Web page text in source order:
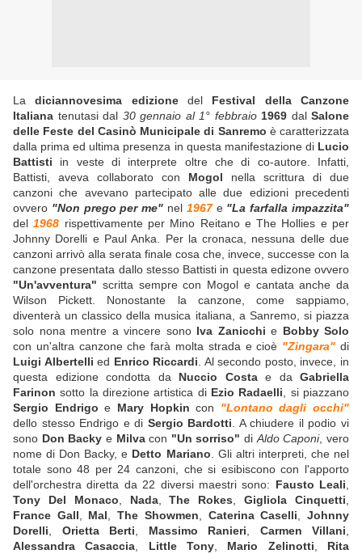
Ladiciannovesima edizionedel Festival della Canzone
Italiana tenutasi dal 30 gennaio al 1° febbraio 1969 dal Salone
delle Feste del Casinò Municipale di Sanremo è caratterizzata
dalla prima ed ultima presenza in questa manifestazione di Lucio
Battisti in veste di interprete oltre che di co-autore. Infatti,
Battisti, aveva collaborato con Mogol nella scrittura di due
canzoni che avevano partecipato alle due edizioni precedenti
ovvero "Non prego per me" nel 1967e "La farfalla impazzita"
del1968 rispettivamente per Mino Reitano e The Hollies e per
Johnny Dorelli e Paul Anka. Per la cronaca, nessuna delle due
canzoni arrivò alla serata finale cosa che, invece, successe con la
canzone presentata dallo stesso Battisti in questa edizone ovvero
"Un'avventura" scritta sempre con Mogol e cantata anche da
Wilson Pickett. Nonostante la canzone, come sappiamo,
diventerà un classico della musica italiana, a Sanremo, si piazza
solo nona mentre a vincere sono Iva Zanicchi e Bobby Solo
con un'altra canzone che farà molta strada e cioè "Zingara" di
Luigi Albertelli ed Enrico Riccardi . Al secondo posto, invece, in
questa edizione condotta da Nuccio Costae da Gabriella
Farinon sotto la direzione artistica di Ezio Radaelli , si piazzano
Sergio Endrigo e Mary Hopkin con "Lontano dagli occhi"
dello stesso Endrigo e di Sergio Bardotti . A chiudere il podio vi
sono Don Backy e Milvacon "Un sorriso" di Aldo Caponi, vero
nome di Don Backy, e Detto Mariano . Gli altri interpreti, che nel
totale sono 48 per 24 canzoni, che si esibiscono con l'apporto
dell'orchestra diretta da 22 diversi maestri sono: Fausto Leali
Tony Del Monaco
Nada,The Rokes ,Gigliola Cinquetti
France Gall
Mal ,The Showmen Caterina Caselli ,Johnny
Dorelli
Orietta Berti Massimo Ranieri Carmen Villani
Alessandra Casaccia
Little Tony Mario Zelinotti
Rita